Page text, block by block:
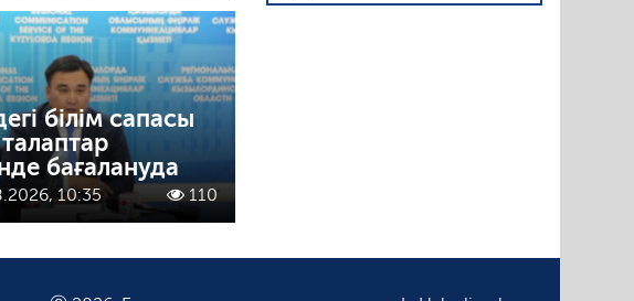
білім сапасы
бағалануда
10:35 110